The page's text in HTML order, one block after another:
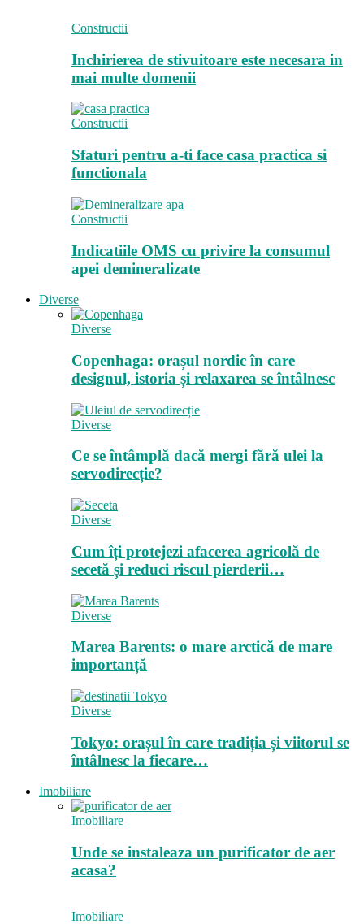
Constructii
Inchirierea de stivuitoare este necesara in
mai multe domenii
Constructii
Sfaturi pentru a-ti face casa practica si
functionala
Constructii
Indicatiile OMS cu privire la consumul
apei demineralizate
Diverse
Diverse
Copenhaga: orașul nordic în care
designul, istoria și relaxarea se întâlnesc
Diverse
Ce se întâmplă dacă mergi fără ulei la
servodirecție?
Diverse
Cum îți protejezi afacerea agricolă de
secetă și reduci riscul pierderii…
Diverse
Marea Barents: o mare arctică de mare
importanță
Diverse
Tokyo: orașul în care tradiția și viitorul se
întâlnesc la fiecare…
Imobiliare
Imobiliare
Unde se instaleaza un purificator de aer
acasa?
Imobiliare